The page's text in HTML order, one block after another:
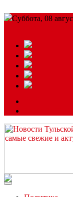
Суббота, 08
Читайте последние
“ЗаНовомосковск”